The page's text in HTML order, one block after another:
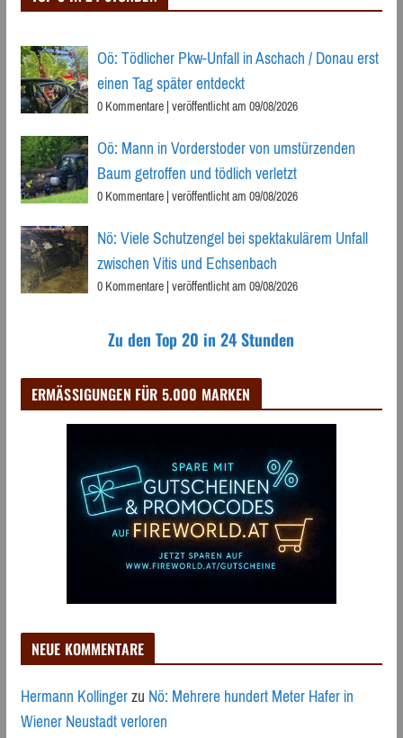
Oö: Tödlicher Pkw-Unfall in Aschach / Donau erst
einen Tag später entdeckt
0 Kommentare|veröffentlicht am 09/08/2026
Oö: Mann in Vorderstoder von umstürzenden
Baum getroffen und tödlich verletzt
0 Kommentare|veröffentlicht am 09/08/2026
Nö: Viele Schutzengel bei spektakulärem Unfall
zwischen Vitis und Echsenbach
0 Kommentare|veröffentlicht am 09/08/2026
Zu den Top 20 in 24 Stunden
ERMÄSSIGUNGEN FÜR 5.000 MARKEN
NEUE KOMMENTARE
Hermann KollingerzuNö: Mehrere hundert Meter Hafer in
Wiener Neustadt verloren